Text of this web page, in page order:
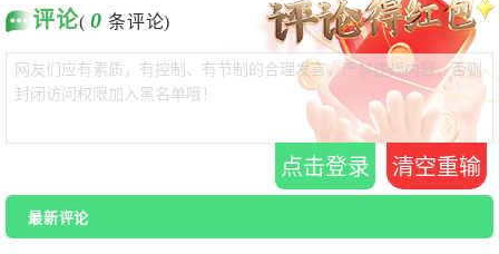
评论(0 条评论)
点击登录 清空重输
最新评论